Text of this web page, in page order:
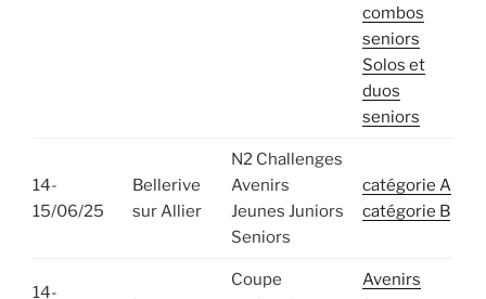
combos
seniors
Solos et
duos
seniors
14-
15/06/25
Bellerive
sur Allier
N2 Challenges
Avenirs
Jeunes Juniors
Seniors
catégorie A
catégorie B
14-
Coupe
Avenirs